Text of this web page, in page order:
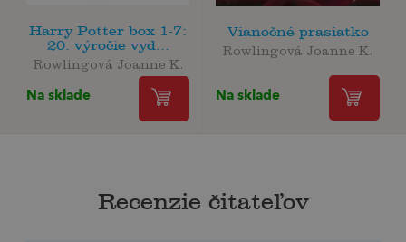
Harry Potter box 1-7:
20. výročie vyd...
Rowlingová Joanne K.
Na sklade
Vianočné prasiatko
Rowlingová Joanne K.
Na sklade
Recenzie čitateľov